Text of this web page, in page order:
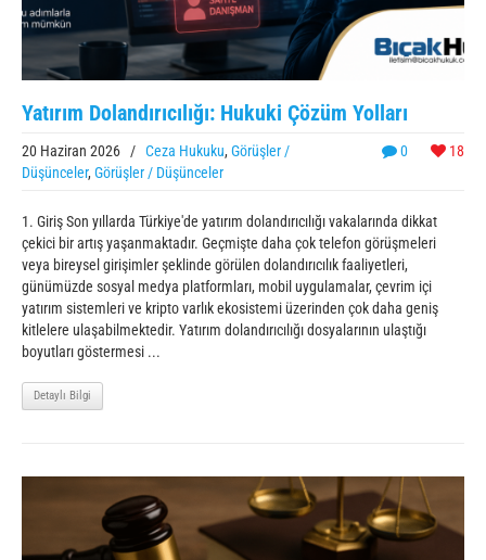
Yatırım Dolandırıcılığı: Hukuki Çözüm Yolları
0 18
20 Haziran 2026 / Ceza Hukuku, Görüşler /
Düşünceler, Görüşler / Düşünceler
1. Giriş Son yıllarda Türkiye'de yatırım dolandırıcılığı vakalarında dikkat
çekici bir artış yaşanmaktadır. Geçmişte daha çok telefon görüşmeleri
veya bireysel girişimler şeklinde görülen dolandırıcılık faaliyetleri,
günümüzde sosyal medya platformları, mobil uygulamalar, çevrim içi
yatırım sistemleri ve kripto varlık ekosistemi üzerinden çok daha geniş
kitlelere ulaşabilmektedir. Yatırım dolandırıcılığı dosyalarının ulaştığı
boyutları göstermesi ...
Detaylı Bilgi